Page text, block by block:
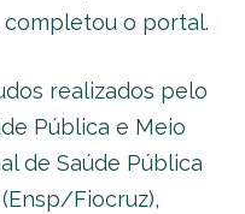
o portal.
realizados pelo
Pública e Meio
de Saúde Pública
Fiocruz),